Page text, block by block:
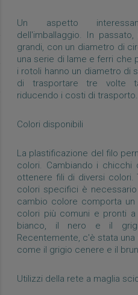
Un aspetto
dell'imballaggio. In
grandi, con un diametro di
una serie di lame e ferri che
i rotoli hanno un diametro di
di trasportare tre volte
riducendo i costi di trasporto.
Colori disponibili
La plastificazione del filo
colori. Cambiando i chicchi
ottenere fili di diversi colori.
colori specifici è
cambio colore comporta
colori più comuni e pronti
bianco, il nero e il
Recentemente, c'è stata
come il grigio cenere e il
Utilizzi della rete a maglia